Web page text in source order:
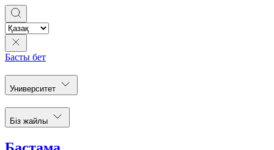
Басты бет
Университет
Біз жайлы